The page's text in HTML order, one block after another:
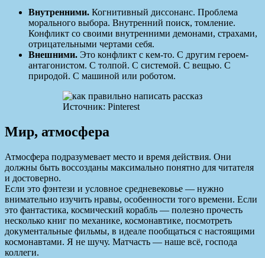
Внутренними. Когнитивный диссонанс. Проблема
морального выбора. Внутренний поиск, томление.
Конфликт со своими внутренними демонами, страхами,
отрицательными чертами себя.
Внешними. Это конфликт с кем-то. С другим героем-
антагонистом. С толпой. С системой. С вещью. С
природой. С машиной или роботом.
Источник: Pinterest
Мир, атмосфера
Атмосфера подразумевает место и время действия. Они
должны быть воссозданы максимально понятно для читателя
и достоверно.
Если это фэнтези и условное средневековье — нужно
внимательно изучить нравы, особенности того времени. Если
это фантастика, космический корабль — полезно прочесть
несколько книг по механике, космонавтике, посмотреть
документальные фильмы, в идеале пообщаться с настоящими
космонавтами. Я не шучу. Матчасть — наше всё, господа
коллеги.